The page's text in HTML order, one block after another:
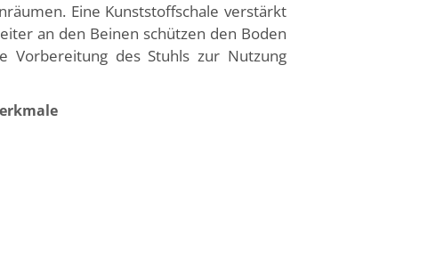
Eine Kunststoffschale verstärkt
an den Beinen schützen den Boden
Vorbereitung des Stuhls zur Nutzung